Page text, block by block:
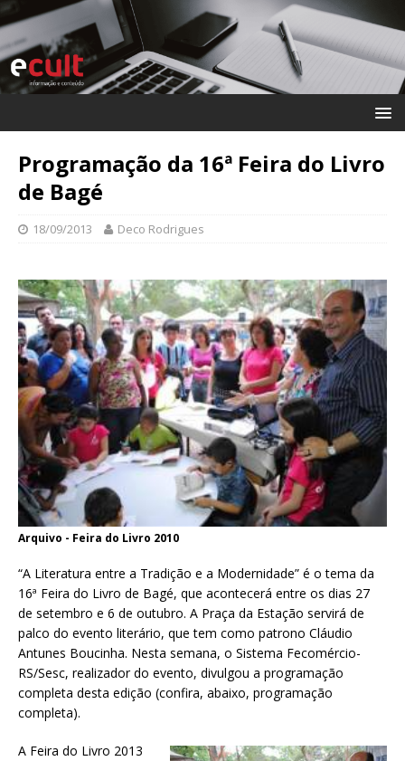
Programação da 16ª Feira do Livro
de Bagé
18/09/2013 Deco Rodrigues
Arquivo - Feira do Livro 2010
“A Literatura entre a Tradição e a Modernidade” é o tema da
16ª Feira do Livro de Bagé, que acontecerá entre os dias 27
de setembro e 6 de outubro. A Praça da Estação servirá de
palco do evento literário, que tem como patrono Cláudio
Antunes Boucinha. Nesta semana, o Sistema Fecomércio-
RS/Sesc, realizador do evento, divulgou a programação
completa desta edição (confira, abaixo, programação
completa).
A Feira do Livro 2013